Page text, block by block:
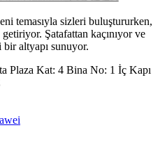
temasıyla sizleri buluştururken,
Şatafattan kaçınıyor ve
altyapı sunuyor.
Plaza Kat: 4 Bina No: 1 İç Kapı